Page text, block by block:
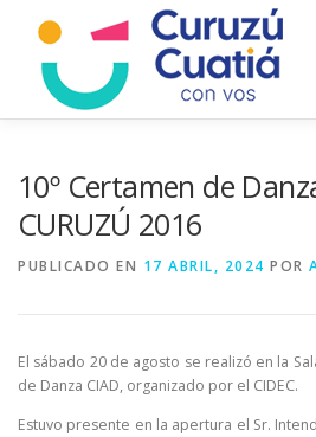
contenido
10º Certamen de
CURUZÚ 2016
PUBLICADO EN 17 ABRIL, 2024 POR
El sábado 20 de agosto se realizó en la
de Danza CIAD, organizado por el CIDEC.
Estuvo presente en la apertura el Sr.